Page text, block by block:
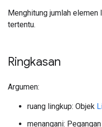
Menghitung jumlah elemen
tertentu.
Ringkasan
Argumen:
ruang lingkup: Objek
menangani: